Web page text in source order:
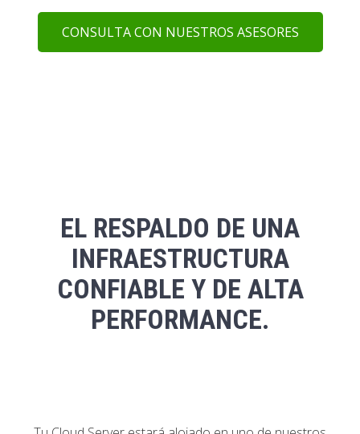
CONSULTA CON NUESTROS ASESORES
EL RESPALDO DE UNA
INFRAESTRUCTURA
CONFIABLE Y DE ALTA
PERFORMANCE.